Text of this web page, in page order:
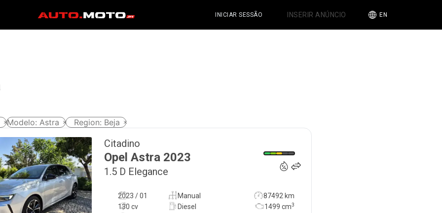
INICIAR SESSÃO INSERIR ANÚNCIO EN
Modelo: Astra Region: Beja
Citadino
Opel Astra 2023
1.5 D Elegance
2023 / 01 Manual
87492 km
130 cv
Diesel 1499 cm3